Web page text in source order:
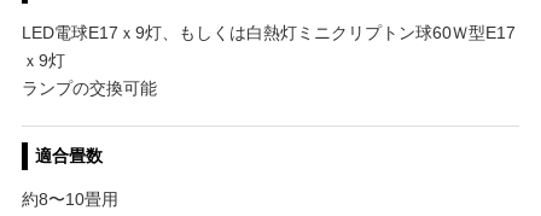
LED電球E17ｘ9灯、もしくは白熱灯ミニクリプトン球60Ｗ型E17
ｘ9灯
ランプの交換可能
適合畳数
約8〜10畳用